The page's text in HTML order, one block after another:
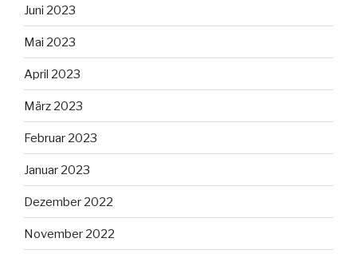
Juni 2023
Mai 2023
April 2023
März 2023
Februar 2023
Januar 2023
Dezember 2022
November 2022